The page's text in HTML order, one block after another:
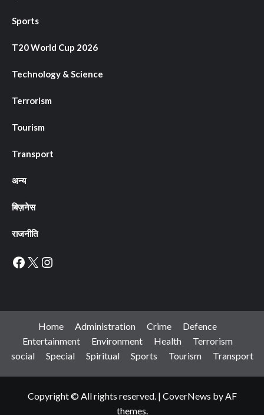
Sports
T20 World Cup 2026
Technology & Science
Terrorism
Tourism
Transport
अन्य
बिज़नेस
राजनीति
Facebook
X Instagram
Home Administration Crime
Defence
Entertainment
Environment Health
Terrorism
social
Special Spiritual Sports Tourism Transport
Copyright © All rights reserved. | CoverNews by AF
themes.